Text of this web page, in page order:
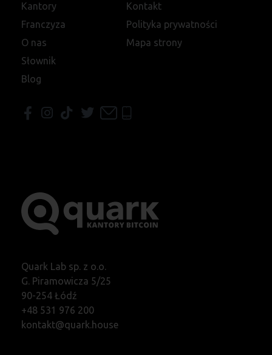
Kantory
Franczyza
O nas
Słownik
Blog
Kontakt
Polityka prywatności
Mapa strony
Quark Lab sp. z o.o.
G. Piramowicza 5/25
90-254 Łódź
+48 531 976 200
kontakt@quark.house